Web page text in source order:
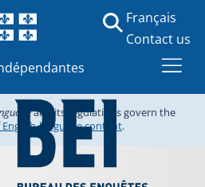
Français
Contact us
and its regulations govern the
language content.